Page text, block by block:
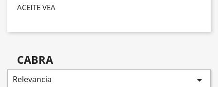
ACEITE VEA
CABRA
Relevancia 